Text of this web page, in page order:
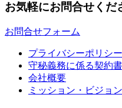
お気軽にお問合せくだ
お問合せフォーム
プライバシーポリシー
守秘義務に係る契約書
会社概要
ミッション・ビジョ